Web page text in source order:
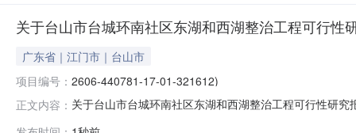
关于台山市台城环南社区东湖和西湖整治工程可行性
广东省｜江门市｜台山市
项目编号： 2606-440781-17-01-321612)
正文内容： 关于台山市台城环南社区东湖和西湖整治工程可行性研